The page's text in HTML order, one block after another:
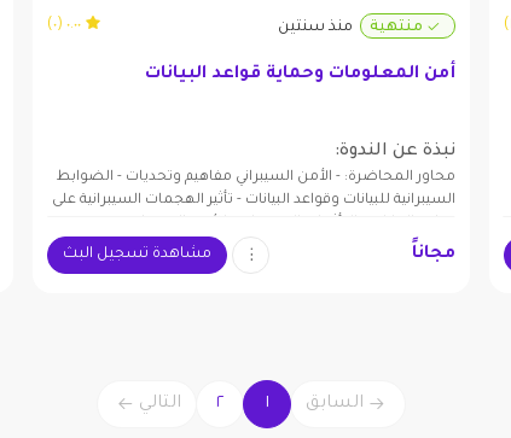
منتهية منذ سنتين ٠.٠٠ (٠)
أمن المعلومات وحماية قواعد البيانات
نبذة عن الندوة:
محاور المحاضرة: - الأمن السيبراني مفاهيم وتحديات - الضوابط
السيبرانية للبيانات وقواعد البيانات - تأثير الهجمات السيبرانية على
مجاناً مشاهدة تسجيل البث
السابق ١ ٢ التالي